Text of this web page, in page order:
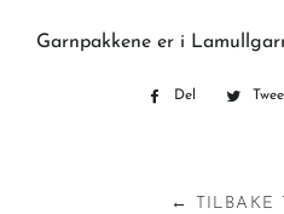
Garnpakkene er i
Del
Del
← TILBAKE